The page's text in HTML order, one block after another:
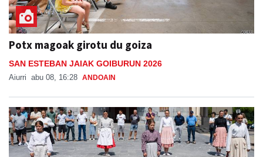
Potx magoak girotu du goiza
SAN ESTEBAN JAIAK GOIBURUN 2026
Aiurri abu 08, 16:28 ANDOAIN